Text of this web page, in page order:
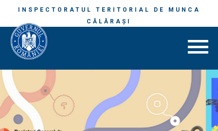
INSPECTORATUL TERITORIAL DE MUNCA
CĂLĂRAŞI